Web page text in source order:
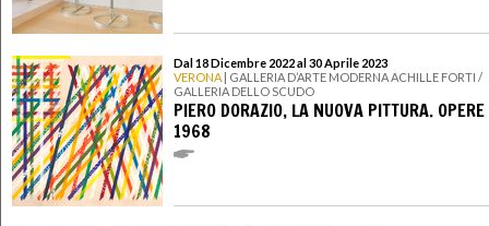
Dal 18 Dicembre 2022 al 30 Aprile 2023
VERONA | GALLERIA D’ARTE MODERNA ACHILLE FORTI /
GALLERIA DELLO SCUDO
PIERO DORAZIO, LA NUOVA PITTURA.
1968